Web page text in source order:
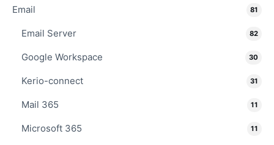
Email 81
Email Server 82
Google Workspace 30
Kerio-connect 31
Mail 365 11
Microsoft 365 11